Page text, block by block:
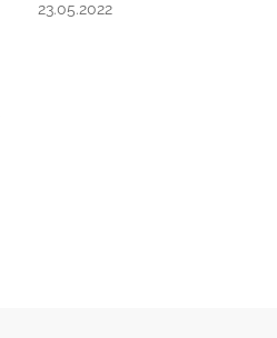
2020 „II EDYCJA Poprawa
23.05.2022